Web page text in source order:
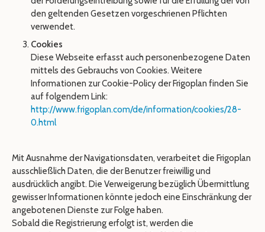
den geltenden Gesetzen vorgeschrienen Pflichten
verwendet.
Cookies
Diese Webseite erfasst auch personenbezogene Daten
mittels des Gebrauchs von Cookies. Weitere
Informationen zur Cookie-Policy der Frigoplan finden Sie
auf folgendem Link:
http://www.frigoplan.com/de/information/cookies/28-
0.html
Mit Ausnahme der Navigationsdaten, verarbeitet die Frigoplan
ausschließlich Daten, die der Benutzer freiwillig und
ausdrücklich angibt. Die Verweigerung bezüglich Übermittlung
gewisser Informationen könnte jedoch eine Einschränkung der
angebotenen Dienste zur Folge haben.
Sobald die Registrierung erfolgt ist, werden die